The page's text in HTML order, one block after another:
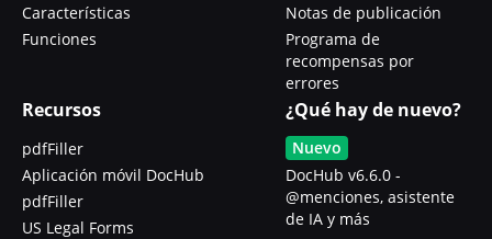
Características
Funciones
Notas de publicación
Programa de
recompensas por
errores
Recursos
pdfFiller
Aplicación móvil DocHub
pdfFiller
US Legal Forms
¿Qué hay de nuevo?
Nuevo
DocHub v6.6.0 -
@menciones, asistente
de IA y más